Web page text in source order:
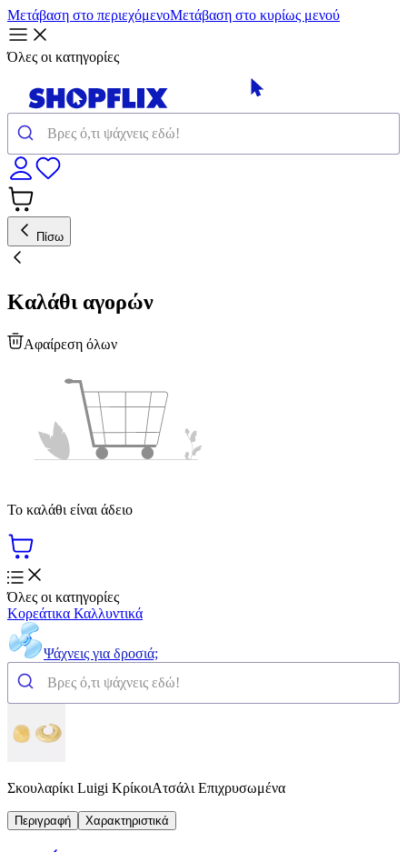
Μετάβαση στο περιεχόμενοΜετάβαση στο κυρίως μενού
Όλες οι κατηγορίες
Πίσω
Καλάθι αγορών
Αφαίρεση όλων
Το καλάθι είναι άδειο
Όλες οι κατηγορίες
Κορεάτικα Καλλυντικά
Ψάχνεις για δροσιά;
Σκουλαρίκι Luigi ΚρίκοιΑτσάλι Επιχρυσωμένα
Περιγραφή Χαρακτηριστικά